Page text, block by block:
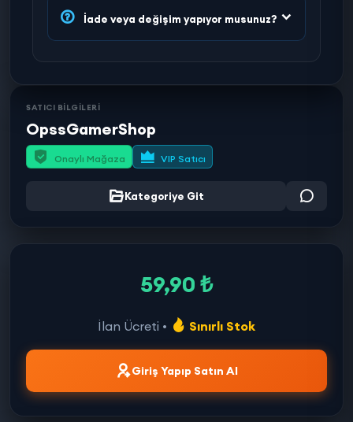
İade veya değişim yapıyor musunuz?
SATICI BİLGİLERİ
OpssGamerShop
Onaylı Mağaza VIP Satıcı
Kategoriye Git
59,90 ₺
İlan Ücreti • Sınırlı Stok
Giriş Yapıp Satın Al